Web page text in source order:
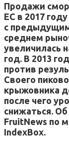
Продажи
ЕС в 2017
с
среднем
увеличилась
год. В 2013
против
Своего
крыжовника
после чего
снижаться.
FruitNews по
IndexBox.